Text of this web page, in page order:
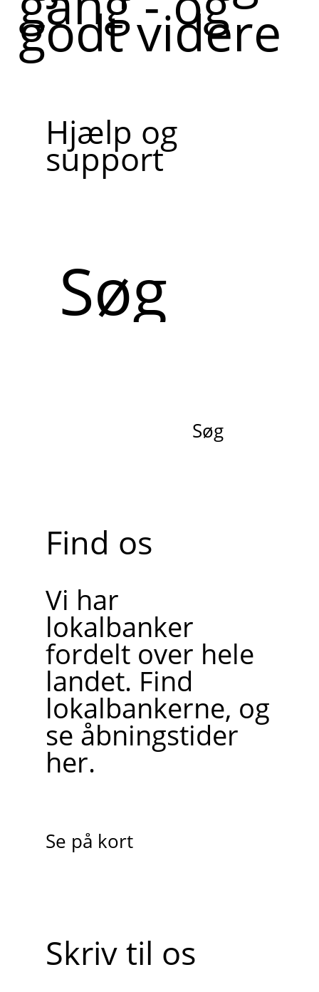
godt videre
Hjælp og
support
Søg
Find os
Vi har
lokalbanker
fordelt over hele
landet. Find
lokalbankerne, og
se åbningstider
her.
Se på kort
Skriv til os